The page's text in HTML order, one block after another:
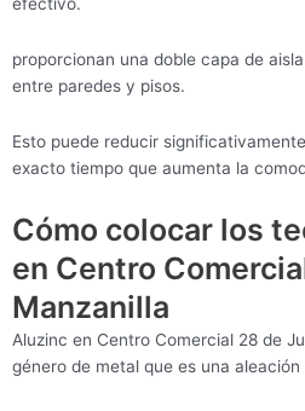
efectivo.
proporcionan una doble capa de
entre paredes y pisos.
Esto puede reducir
exacto tiempo que aumenta la
Cómo colocar los
en Centro
Manzanilla
Aluzinc en Centro Comercial 28 de
género de metal que es una